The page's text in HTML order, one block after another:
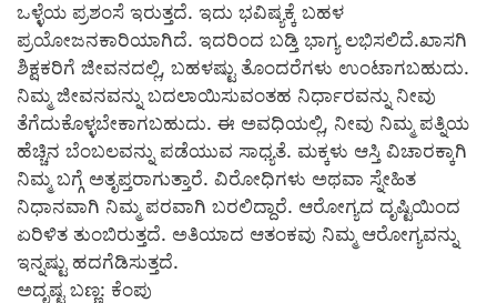
ಒಳ್ಳೆಯ ಪ್ರಶಂಸೆ ಇರುತ್ತದೆ. ಇದು ಭವಿಷ್ಯಕ್ಕೆ ಬಹಳ
ಪ್ರಯೋಜನಕಾರಿಯಾಗಿದೆ. ಇದರಿಂದ ಬಡ್ತಿ ಭಾಗ್ಯ ಲಭಿಸಲಿದೆ.ಖಾಸಗಿ
ಶಿಕ್ಷಕರಿಗೆ ಜೀವನದಲ್ಲಿ, ಬಹಳಷ್ಟು ತೊಂದರೆಗಳು ಉಂಟಾಗಬಹುದು.
ನಿಮ್ಮ ಜೀವನವನ್ನು ಬದಲಾಯಿಸುವಂತಹ ನಿರ್ಧಾರವನ್ನು ನೀವು
ತೆಗೆದುಕೊಳ್ಳಬೇಕಾಗಬಹುದು. ಈ ಅವಧಿಯಲ್ಲಿ, ನೀವು ನಿಮ್ಮ ಪತ್ನಿಯ
ಹೆಚ್ಚಿನ ಬೆಂಬಲವನ್ನು ಪಡೆಯುವ ಸಾಧ್ಯತೆ. ಮಕ್ಕಳು ಆಸ್ತಿ ವಿಚಾರಕ್ಕಾಗಿ
ನಿಮ್ಮ ಬಗ್ಗೆ ಅತೃಪ್ತರಾಗುತ್ತಾರೆ. ವಿರೋಧಿಗಳು ಅಥವಾ ಸ್ನೇಹಿತ
ನಿಧಾನವಾಗಿ ನಿಮ್ಮ ಪರವಾಗಿ ಬರಲಿದ್ದಾರೆ. ಆರೋಗ್ಯದ ದೃಷ್ಟಿಯಿಂದ
ಏರಿಳಿತ ತುಂಬಿರುತ್ತದೆ. ಅತಿಯಾದ ಆತಂಕವು ನಿಮ್ಮ ಆರೋಗ್ಯವನ್ನು
ಇನ್ನಷ್ಟು ಹದಗೆಡಿಸುತ್ತದೆ.
ಅದೃಷ್ಟ ಬಣ್ಣ: ಕೆಂಪು